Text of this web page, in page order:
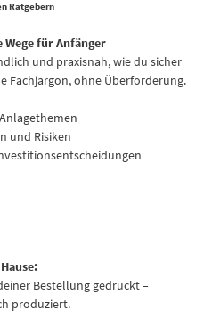
Ratgebern
für Anfänger
und praxisnah, wie du sicher
Fachjargon, ohne Überforderung.
und Risiken
Bestellung gedruckt –
produziert.